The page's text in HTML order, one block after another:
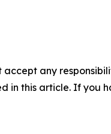
any
in this article. If you